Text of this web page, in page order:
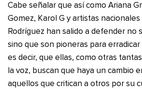
Cabe señalar que así como Ariana
Gomez, Karol G y artistas
Rodríguez han salido a defender no
sino que son pioneras para erradicar
es decir, que ellas, como otras
la voz, buscan que haya un cambio
aquellos que critican a otros por su